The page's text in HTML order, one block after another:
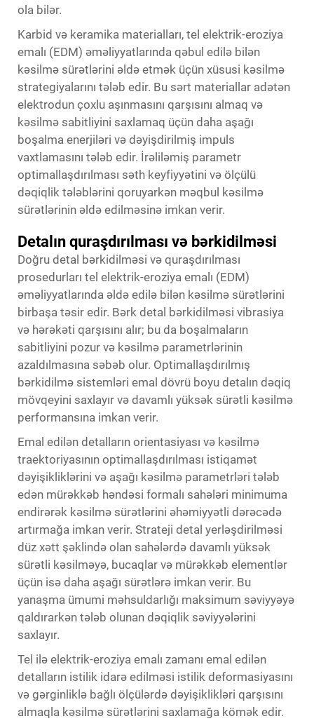
ola bilər.
Karbid və keramika materialları, tel elektrik-eroziya
emalı (EDM) əməliyyatlarında qəbul edilə bilən
kəsilmə sürətlərini əldə etmək üçün xüsusi kəsilmə
strategiyalarını tələb edir. Bu sərt materiallar adətən
elektrodun çoxlu aşınmasını qarşısını almaq və
kəsilmə sabitliyini saxlamaq üçün daha aşağı
boşalma enerjiləri və dəyişdirilmiş impuls
vaxtlamasını tələb edir. İrəliləmiş parametr
optimallaşdırılması səth keyfiyyətini və ölçülü
dəqiqlik tələblərini qoruyarkən məqbul kəsilmə
sürətlərinin əldə edilməsinə imkan verir.
Detalın quraşdırılması və bərkidilməsi
Doğru detal bərkidilməsi və quraşdırılması
prosedurları tel elektrik-eroziya emalı (EDM)
əməliyyatlarında əldə edilə bilən kəsilmə sürətlərini
birbaşa təsir edir. Bərk detal bərkidilməsi vibrasiya
və hərəkəti qarşısını alır; bu da boşalmaların
sabitliyini pozur və kəsilmə parametrlərinin
azaldılmasına səbəb olur. Optimallaşdırılmış
bərkidilmə sistemləri emal dövrü boyu detalın dəqiq
mövqeyini saxlayır və davamlı yüksək sürətli kəsilmə
performansına imkan verir.
Emal edilən detalların orientasiyası və kəsilmə
traektoriyasının optimallaşdırılması istiqamət
dəyişikliklərini və aşağı kəsilmə parametrləri tələb
edən mürəkkəb həndəsi formalı sahələri minimuma
endirərək kəsilmə sürətlərini əhəmiyyətli dərəcədə
artırmağa imkan verir. Strateji detal yerləşdirilməsi
düz xətt şəklində olan sahələrdə davamlı yüksək
sürətli kəsilməyə, bucaqlar və mürəkkəb elementlər
üçün isə daha aşağı sürətlərə imkan verir. Bu
yanaşma ümumi məhsuldarlığı maksimum səviyyəyə
qaldırarkən tələb olunan dəqiqlik səviyyələrini
saxlayır.
Tel ilə elektrik-eroziya emalı zamanı emal edilən
detalların istilik idarə edilməsi istilik deformasiyasını
və gərginliklə bağlı ölçülərdə dəyişiklikləri qarşısını
almaqla kəsilmə sürətlərini saxlamağa kömək edir.